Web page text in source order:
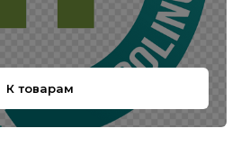
К товарам